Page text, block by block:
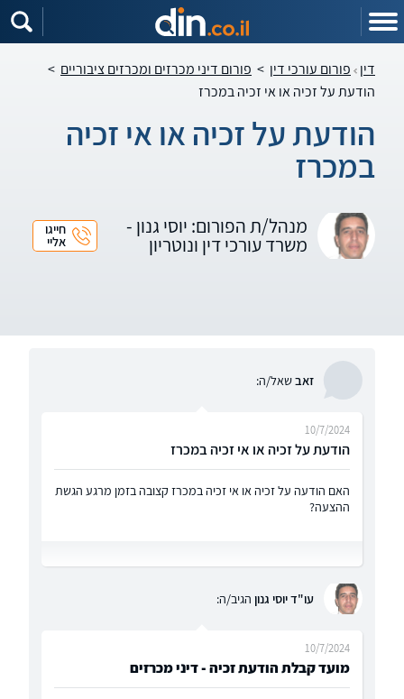
דין פורום עורכי דין > פורום דיני מכרזים ומכרזים ציבוריים >
הודעת על זכיה או אי זכיה במכרז
הודעת על זכיה או אי זכיה
במכרז
מנהל/ת הפורום: יוסי גנון -
משרד עורכי דין ונוטריון
חייגו
אליי
זאבשאל/ה:
הודעת על זכיה או אי זכיה במכרז
10/7/2024
האם הודעה על זכיה או אי זכיה במכרז קצובה בזמן מרגע הגשת
ההצעה?
עו"ד יוסי גנון הגיב/ה:
מועד קבלת הודעת זכיה - דיני מכרזים
10/7/2024